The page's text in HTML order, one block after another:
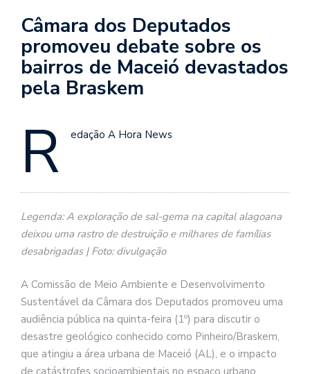
Câmara dos Deputados
promoveu debate sobre os
bairros de Maceió devastados
pela Braskem
R edação A Hora News
Legenda: A exploração de sal-gema na capital alagoana
deixou uma rastro de destruição e milhares de famílias
desabrigadas | Foto: divulgação
A Comissão de Meio Ambiente e Desenvolvimento
Sustentável da Câmara dos Deputados promoveu uma
audiência pública na quinta-feira (1º) para discutir o
desastre geológico conhecido como Pinheiro/Braskem,
que atingiu a área urbana de Maceió (AL), e o impacto
de catástrofes socioambientais no espaço urbano.